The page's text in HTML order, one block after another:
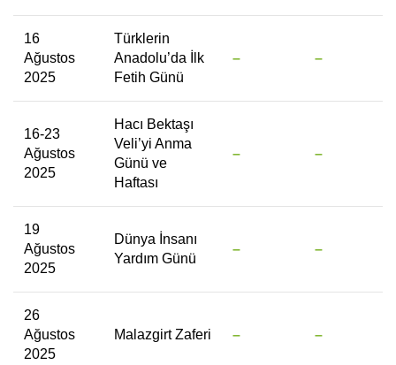
16
Ağustos
2025
Türklerin
Anadolu’da İlk
Fetih Günü
– –
16-23
Ağustos
2025
Hacı Bektaşı
Veli’yi Anma
Günü ve
Haftası
– –
19
Ağustos
2025
Dünya İnsanı
Yardım Günü
– –
26
Ağustos
2025
Malazgirt Zaferi – –